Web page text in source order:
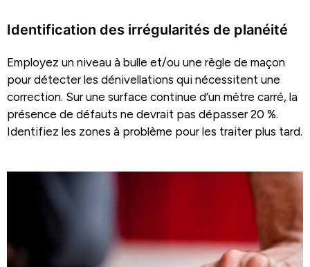
Identification des irrégularités de planéité
Employez un niveau à bulle et/ou une règle de maçon
pour détecter les dénivellations qui nécessitent une
correction. Sur une surface continue d’un mètre carré, la
présence de défauts ne devrait pas dépasser 20 %.
Identifiez les zones à problème pour les traiter plus tard.